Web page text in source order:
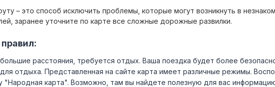
– это способ исключить проблемы, которые могут возникнуть в
заранее уточните по карте все сложные дорожные развилки.
расстояния, требуется отдых. Ваша поездка будет более
отдыха. Представленная на сайте карта имеет различные режимы.
"Народная карта". Возможно, там вы найдете полезную для вас